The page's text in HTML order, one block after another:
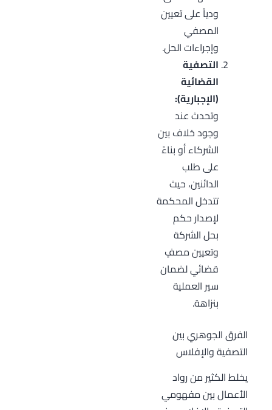
ودياً على تعيين
المصفي
وإجراءات الحل.
التصفية
القضائية
(الإجبارية):
وتحدث عند
وجود خلاف بين
الشركاء أو بناءً
على طلب
الدائنين، حيث
تتدخل المحكمة
لإصدار حكم
بحل الشركة
وتعيين مصفٍ
قضائي لضمان
سير العملية
بنزاهة.
الفرق الجوهري بين
التصفية والإفلاس
يخلط الكثير من رواد
الأعمال بين مفهومي